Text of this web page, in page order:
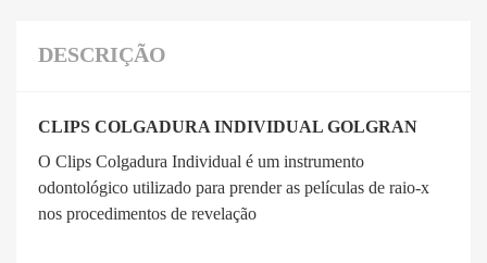
DESCRIÇÃO
CLIPS COLGADURA INDIVIDUAL GOLGRAN
O Clips Colgadura Individual é um instrumento
odontológico utilizado para prender as películas de raio-x
nos procedimentos de revelação